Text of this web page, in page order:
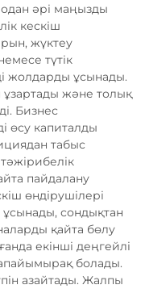
әрі маңызды
кескіш
жүктеу
түтік
жолдарды ұсынады.
және толық
Бизнес
өсу капиталды
табыс
пайдалану
өндірушілері
ұсынады, сондықтан
қайта бөлу
екінші деңгейлі
болады.
азайтады. Жалпы